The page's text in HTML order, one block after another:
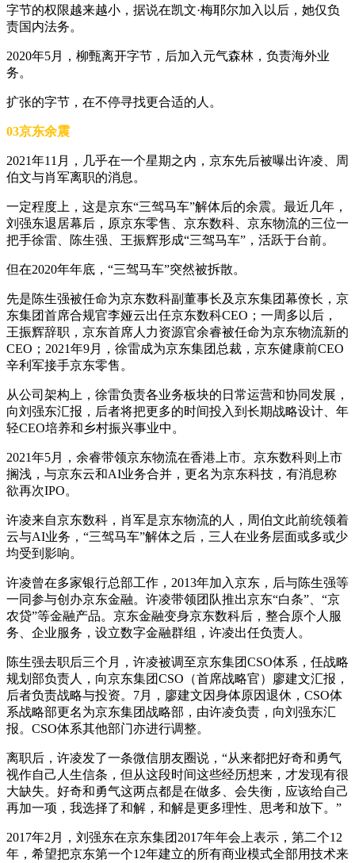
字节的权限越来越小，据说在凯文·梅耶尔加入以后，她仅负
责国内法务。
2020年5月，柳甄离开字节，后加入元气森林，负责海外业
务。
扩张的字节，在不停寻找更合适的人。
03京东余震
2021年11月，几乎在一个星期之内，京东先后被曝出许凌、周
伯文与肖军离职的消息。
一定程度上，这是京东“三驾马车”解体后的余震。最近几年，
刘强东退居幕后，原京东零售、京东数科、京东物流的三位一
把手徐雷、陈生强、王振辉形成“三驾马车”，活跃于台前。
但在2020年年底，“三驾马车”突然被拆散。
先是陈生强被任命为京东数科副董事长及京东集团幕僚长，京
东集团首席合规官李娅云出任京东数科CEO；一周多以后，
王振辉辞职，京东首席人力资源官余睿被任命为京东物流新的
CEO；2021年9月，徐雷成为京东集团总裁，京东健康前CEO
辛利军接手京东零售。
从公司架构上，徐雷负责各业务板块的日常运营和协同发展，
向刘强东汇报，后者将把更多的时间投入到长期战略设计、年
轻CEO培养和乡村振兴事业中。
2021年5月，余睿带领京东物流在香港上市。京东数科则上市
搁浅，与京东云和AI业务合并，更名为京东科技，有消息称
欲再次IPO。
许凌来自京东数科，肖军是京东物流的人，周伯文此前统领着
云与AI业务，“三驾马车”解体之后，三人在业务层面或多或少
均受到影响。
许凌曾在多家银行总部工作，2013年加入京东，后与陈生强等
一同参与创办京东金融。许凌带领团队推出京东“白条”、“京
农贷”等金融产品。京东金融变身京东数科后，整合原个人服
务、企业服务，设立数字金融群组，许凌出任负责人。
陈生强去职后三个月，许凌被调至京东集团CSO体系，任战略
规划部负责人，向京东集团CSO（首席战略官）廖建文汇报，
后者负责战略与投资。7月，廖建文因身体原因退休，CSO体
系战略部更名为京东集团战略部，由许凌负责，向刘强东汇
报。CSO体系其他部门亦进行调整。
离职后，许凌发了一条微信朋友圈说，“从来都把好奇和勇气
视作自己人生信条，但从这段时间这些经历想来，才发现有很
大缺失。好奇和勇气这两点都是在做多、会失衡，应该给自己
再加一项，我选择了和解，和解是更多理性、思考和放下。”
2017年2月，刘强东在京东集团2017年年会上表示，第二个12
年，希望把京东第一个12年建立的所有商业模式全部用技术来